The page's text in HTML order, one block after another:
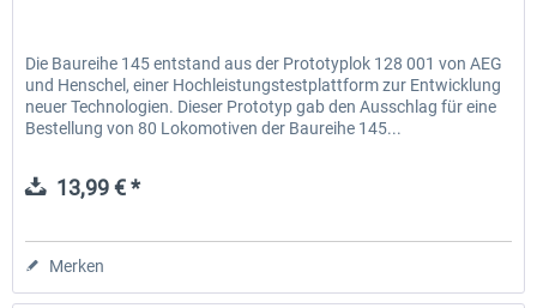
Die Baureihe 145 entstand aus der Prototyplok 128 001 von AEG
und Henschel, einer Hochleistungstestplattform zur Entwicklung
neuer Technologien. Dieser Prototyp gab den Ausschlag für eine
Bestellung von 80 Lokomotiven der Baureihe 145...
13,99 € *
Merken